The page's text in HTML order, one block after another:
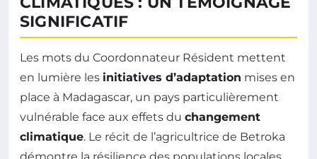
SIGNIFICATIF
Les mots du Coordonnateur Résident mettent
en lumière les initiatives d’adaptation mises en
place à Madagascar, un pays particulièrement
vulnérable face aux effets du changement
climatique. Le récit de l’agricultrice de Betroka